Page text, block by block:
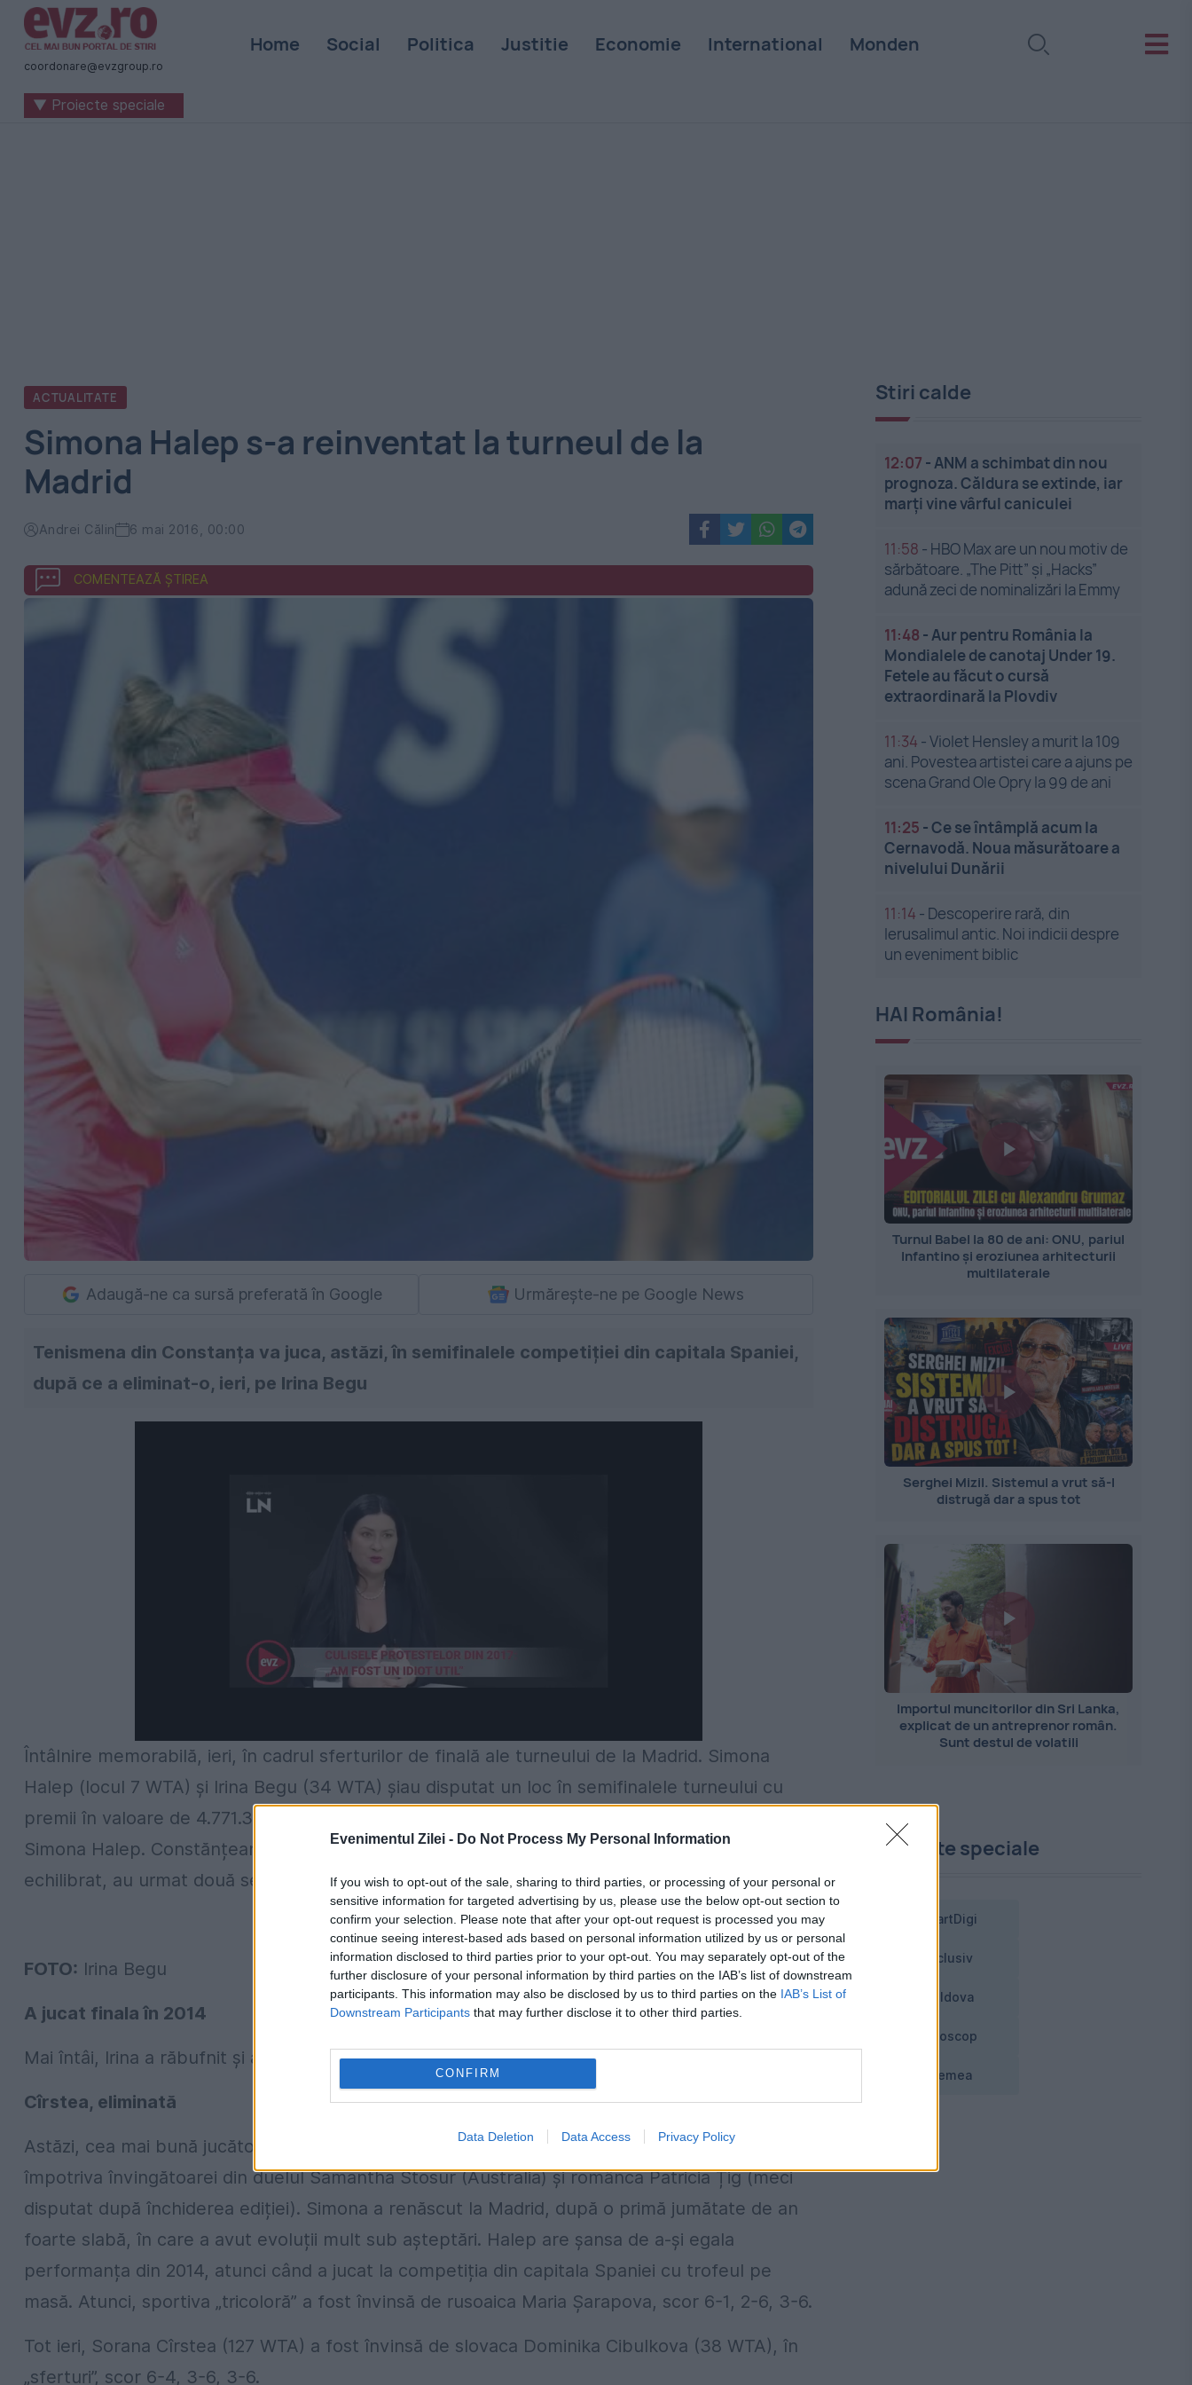
Evenimentul Zilei - Do Not Process My Personal Information
If you wish to opt-out of the sale, sharing to third parties, or processing of your personal or
sensitive information for targeted advertising by us, please use the below opt-out section to
confirm your selection. Please note that after your opt-out request is processed you may
continue seeing interest-based ads based on personal information utilized by us or personal
information disclosed to third parties prior to your opt-out. You may separately opt-out of the
further disclosure of your personal information by third parties on the IAB’s list of downstream
participants. This information may also be disclosed by us to third parties on the IAB’s List of
Downstream Participants that may further disclose it to other third parties.
CONFIRM
Data Deletion Data Access Privacy Policy
Știri
naționale
internaționale
coordonare@evzgroup.ro
Home Social Politica Justitie Economie International Monden
▼ Proiecte speciale
ACTUALITATE
Simona Halep s-a reinventat la turneul de la
Madrid
Andrei Călin 6 mai 2016, 00:00
COMENTEAZĂ ȘTIREA
Adaugă-ne ca sursă preferată în Google Urmărește-ne pe Google News
Tenismena din Constanța va juca, astăzi, în semifinalele competiției din capitala Spaniei,
după ce a eliminat-o, ieri, pe Irina Begu
Întâlnire memorabilă, ieri, în cadrul sferturilor de finală ale turneului de la Madrid. Simona
Halep (locul 7 WTA) și Irina Begu (34 WTA) șiau disputat un loc în semifinalele turneului cu
premii în valoare de 4.771.360 dolari. După o oră și 36 de minute, cea care a jubilat a fost
Simona Halep. Constănțeanca s-a impus cu scorul de 6-3, 0-6, 6-1. După un prim act
echilibrat, au urmat două seturi diametral opuse.
FOTO: Irina Begu
A jucat finala în 2014
Mai întâi, Irina a răbufnit și a învins la zeroi, apoi, în decisiv, Halep a câștigat fără nicio emoție.
Cîrstea, eliminată
Astăzi, cea mai bună jucătoare de tenis din România va lupta pentru calificarea în finală,
împotriva învingătoarei din duelul Samantha Stosur (Australia) și românca Patricia Țig (meci
disputat după închiderea ediției). Simona a renăscut la Madrid, după o primă jumătate de an
foarte slabă, în care a avut evoluții mult sub așteptări. Halep are șansa de a-și egala
performanța din 2014, atunci când a jucat la competiția din capitala Spaniei cu trofeul pe
masă. Atunci, sportiva „tricoloră” a fost învinsă de rusoaica Maria Șarapova, scor 6-1, 2-6, 3-6.
Tot ieri, Sorana Cîrstea (127 WTA) a fost învinsă de slovaca Dominika Cibulkova (38 WTA), în
„sferturi”, scor 6-4, 3-6, 3-6.
Stiri calde
12:07 -ANM a schimbat din nou
prognoza. Căldura se extinde, iar
marți vine vârful caniculei
11:58 - HBO Max are un nou motiv de
sărbătoare. „The Pitt” și „Hacks”
adună zeci de nominalizări la Emmy
11:48 -Aur pentru România la
Mondialele de canotaj Under 19.
Fetele au făcut o cursă
extraordinară la Plovdiv
11:34 -Violet Hensley a murit la 109
ani. Povestea artistei care a ajuns pe
scena Grand Ole Opry la 99 de ani
11:25 -Ce se întâmplă acum la
Cernavodă. Noua măsurătoare a
nivelului Dunării
11:14 - Descoperire rară, din
Ierusalimul antic. Noi indicii despre
un eveniment biblic
HAI România!
Turnul Babel la 80 de ani: ONU, pariul
Infantino și eroziunea arhitecturii
multilaterale
Serghei Mizil. Sistemul a vrut să-l
distrugă dar a spus tot
Importul muncitorilor din Sri Lanka,
explicat de un antreprenor român.
Sunt destul de volatili
Proiecte speciale
SmartDigi
Exclusiv
Moldova
Horoscop
Vremea